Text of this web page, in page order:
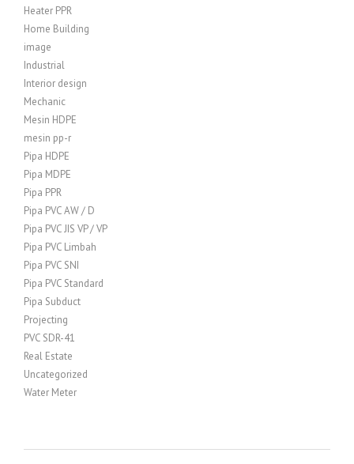
Heater PPR
Home Building
image
Industrial
Interior design
Mechanic
Mesin HDPE
mesin pp-r
Pipa HDPE
Pipa MDPE
Pipa PPR
Pipa PVC AW / D
Pipa PVC JIS VP / VP
Pipa PVC Limbah
Pipa PVC SNI
Pipa PVC Standard
Pipa Subduct
Projecting
PVC SDR-41
Real Estate
Uncategorized
Water Meter